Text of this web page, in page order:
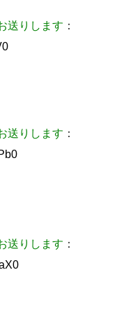
！』夫「実家を二世
婚しよう』夫「え
…
し、玄関にもシャッ
ゃった～｣とか毎日兄
送りします ：
送りします ：
送りします ：